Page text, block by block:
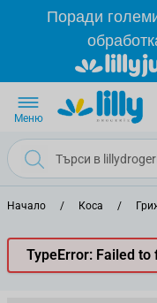
Прескачане към
Поради
Меню
Начало / Коса /
TypeError: Failed to